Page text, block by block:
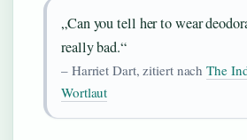
„Can you tell her to wear
really bad.“
– Harriet Dart, zitiert nachThe
Wortlaut